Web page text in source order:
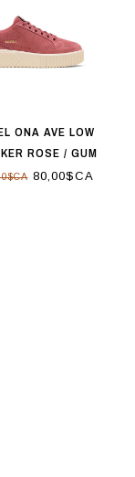
ONA AVE LOW
ROSE / GUM
80,00$CA